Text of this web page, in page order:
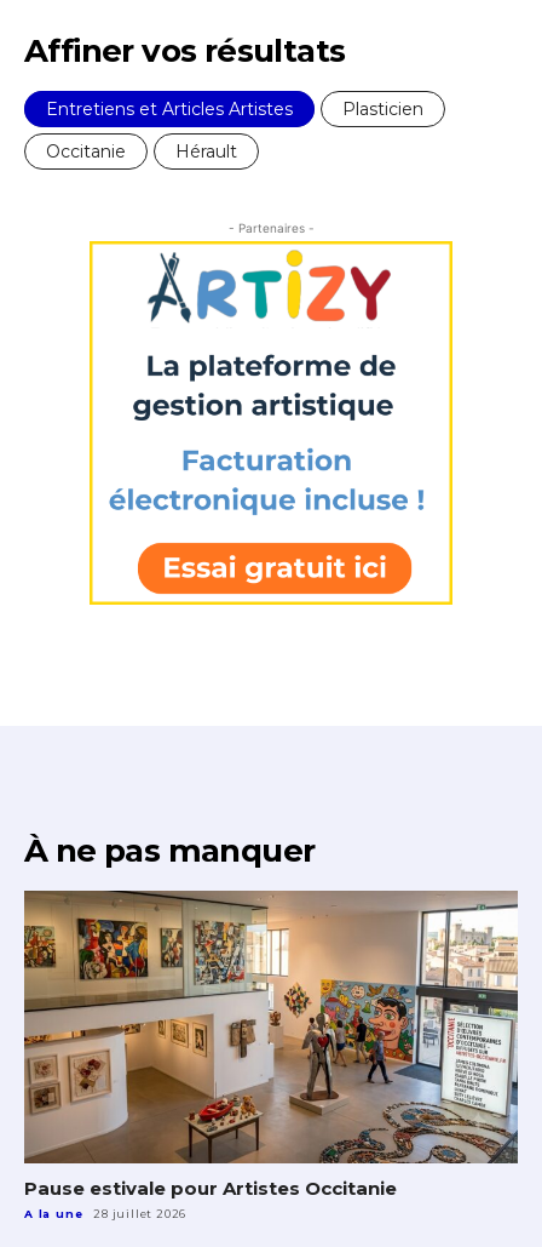
Affiner vos résultats
Entretiens et Articles Artistes
Plasticien
Occitanie
Hérault
- Partenaires -
À ne pas manquer
Pause estivale pour Artistes Occitanie
A la une 28 juillet 2026